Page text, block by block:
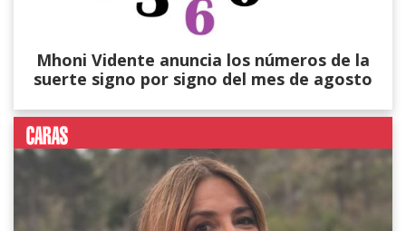
Mhoni Vidente anuncia los números de la
suerte signo por signo del mes de agosto